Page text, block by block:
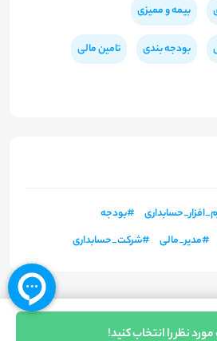
بیمه و ممیزی
بودجه بندی تامین مالی
#بودجه
#مدیر_مالی #شرکت_حسابداری
نظر را انتخاب کنید!